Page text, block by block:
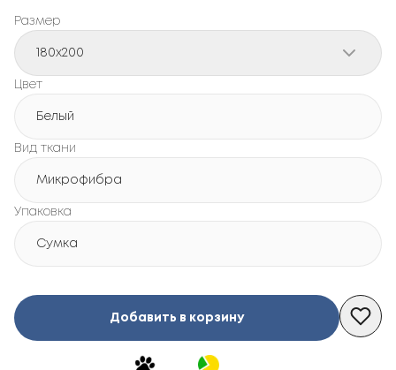
Размер
180x200
Цвет
Белый
Вид ткани
Микрофибра
Упаковка
Сумка
Добавить в корзину